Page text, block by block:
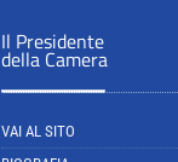
Il Presidente
della Camera
VAI AL SITO